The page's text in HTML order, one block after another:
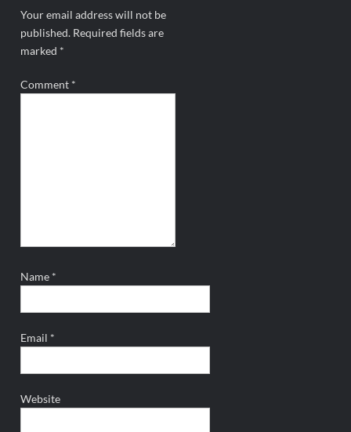
Your email address will not be
published. Required fields are
marked *
Comment *
Name *
Email *
Website